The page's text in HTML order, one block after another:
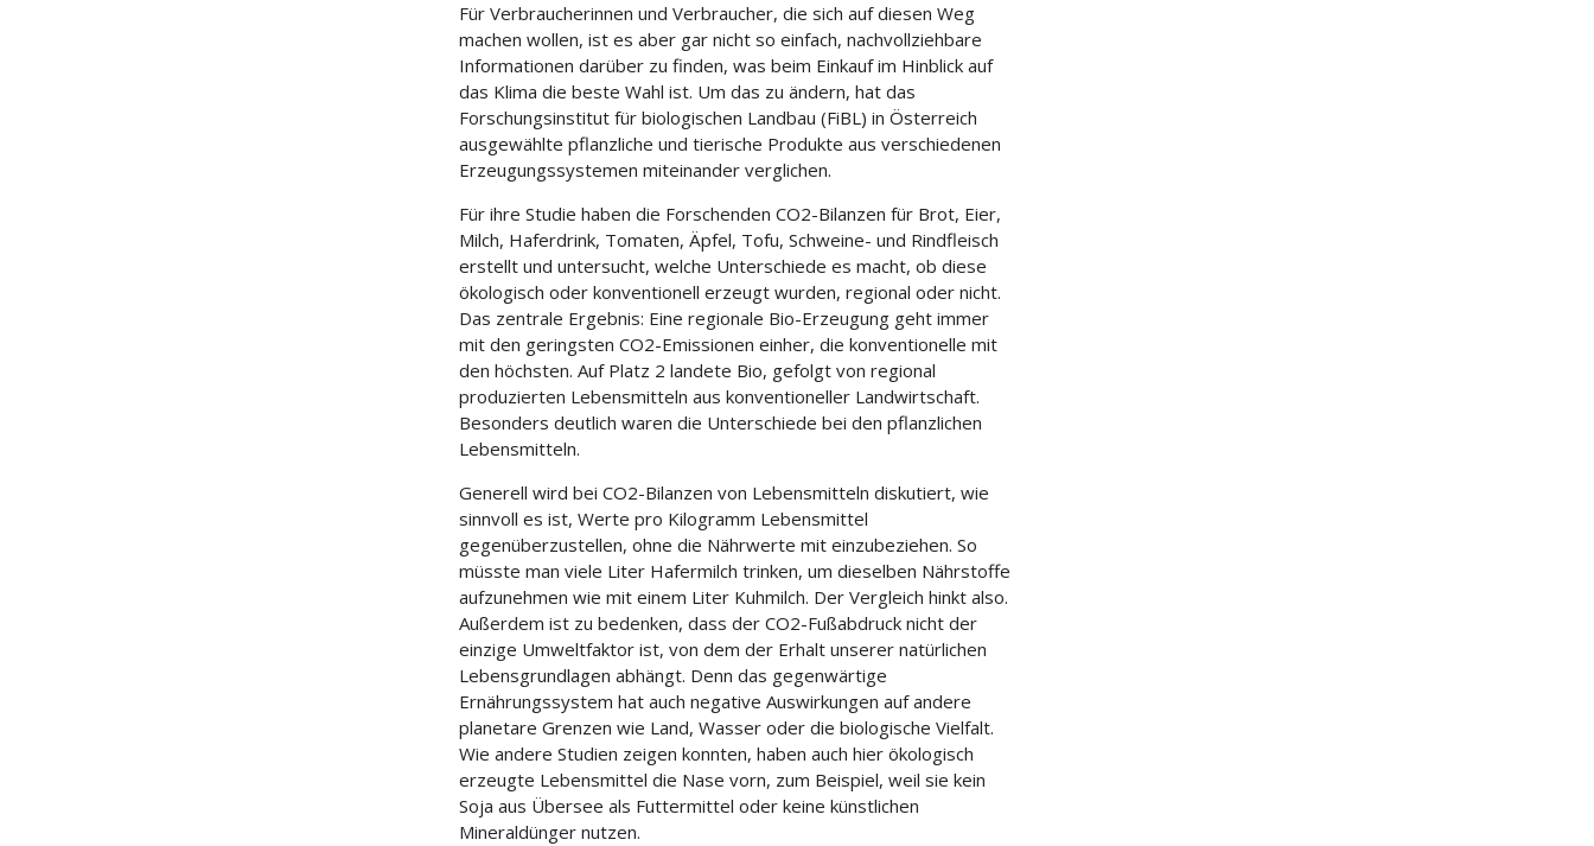
Für Verbraucherinnen und Verbraucher, die sich auf diesen Weg
machen wollen, ist es aber gar nicht so einfach, nachvollziehbare
Informationen darüber zu finden, was beim Einkauf im Hinblick auf
das Klima die beste Wahl ist. Um das zu ändern, hat das
Forschungsinstitut für biologischen Landbau (FiBL) in Österreich
ausgewählte pflanzliche und tierische Produkte aus verschiedenen
Erzeugungssystemen miteinander verglichen.
Für ihre Studie haben die Forschenden CO2-Bilanzen für Brot, Eier,
Milch, Haferdrink, Tomaten, Äpfel, Tofu, Schweine- und Rindfleisch
erstellt und untersucht, welche Unterschiede es macht, ob diese
ökologisch oder konventionell erzeugt wurden, regional oder nicht.
Das zentrale Ergebnis: Eine regionale Bio-Erzeugung geht immer
mit den geringsten CO2-Emissionen einher, die konventionelle mit
den höchsten. Auf Platz 2 landete Bio, gefolgt von regional
produzierten Lebensmitteln aus konventioneller Landwirtschaft.
Besonders deutlich waren die Unterschiede bei den pflanzlichen
Lebensmitteln.
Generell wird bei CO2-Bilanzen von Lebensmitteln diskutiert, wie
sinnvoll es ist, Werte pro Kilogramm Lebensmittel
gegenüberzustellen, ohne die Nährwerte mit einzubeziehen. So
müsste man viele Liter Hafermilch trinken, um dieselben Nährstoffe
aufzunehmen wie mit einem Liter Kuhmilch. Der Vergleich hinkt also.
Außerdem ist zu bedenken, dass der CO2-Fußabdruck nicht der
einzige Umweltfaktor ist, von dem der Erhalt unserer natürlichen
Lebensgrundlagen abhängt. Denn das gegenwärtige
Ernährungssystem hat auch negative Auswirkungen auf andere
planetare Grenzen wie Land, Wasser oder die biologische Vielfalt.
Wie andere Studien zeigen konnten, haben auch hier ökologisch
erzeugte Lebensmittel die Nase vorn, zum Beispiel, weil sie kein
Soja aus Übersee als Futtermittel oder keine künstlichen
Mineraldünger nutzen.